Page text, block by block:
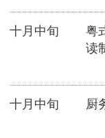
十月中旬
粤
读
十月中旬 厨